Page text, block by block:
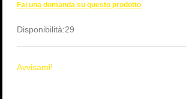
Fai una domanda su questo prodotto
Disponibilità:29
Avvisami!